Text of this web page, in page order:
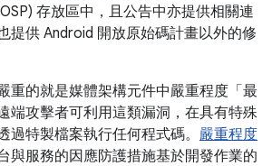
存放區中，且公告中亦提供相關連
提供 Android 開放原始碼計畫以外的修
重的就是媒體架構元件中嚴重程度「最
端攻擊者可利用這類漏洞，在具有特殊
過特製檔案執行任何程式碼。 嚴重程度
與服務的因應防護措施基於開發作業的